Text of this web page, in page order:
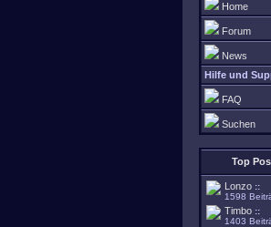
Home
Forum
News
Hilfe und
FAQ
Suchen
Top
Lonzo ::
1598
Timbo ::
1403